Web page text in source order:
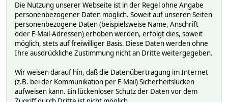
Die Nutzung unserer Webseite ist in der Regel ohne Angabe
personenbezogener Daten möglich. Soweit auf unseren Seiten
personenbezogene Daten (beispielsweise Name, Anschrift
oder E-Mail-Adressen) erhoben werden, erfolgt dies, soweit
möglich, stets auf freiwilliger Basis. Diese Daten werden ohne
Ihre ausdrückliche Zustimmung nicht an Dritte weitergegeben.
Wir weisen darauf hin, daß die Datenübertragung im Internet
(z.B. bei der Kommunikation per E-Mail) Sicherheitslücken
aufweisen kann. Ein lückenloser Schutz der Daten vor dem